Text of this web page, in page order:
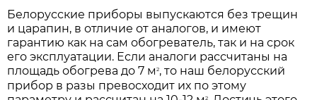
Белорусские приборы выпускаются без трещин
и царапин, в отличие от аналогов, и имеют
гарантию как на сам обогреватель, так и на срок
его эксплуатации. Если аналоги рассчитаны на
площадь обогрева до 7 м2, то наш белорусский
прибор в разы превосходит их по этому
2